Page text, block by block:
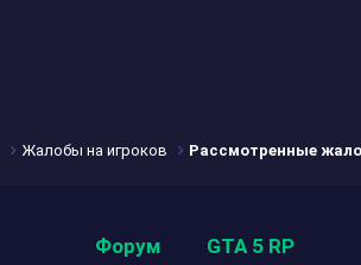
Жалобы на игроков Рассмотренные
Форум GTA 5 RP